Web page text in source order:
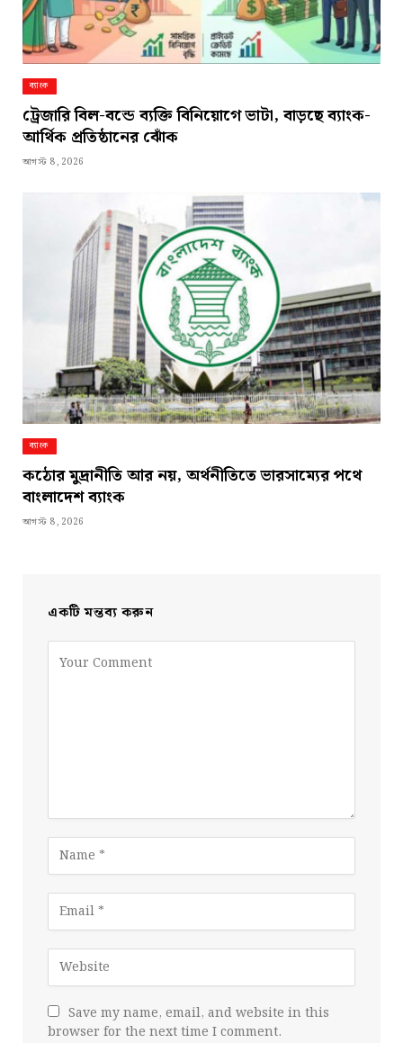
ব্যাংক
ট্রেজারি বিল-বন্ডে ব্যক্তি বিনিয়োগে ভাটা, বাড়ছে ব্যাংক-
আর্থিক প্রতিষ্ঠানের ঝোঁক
আগস্ট 8, 2026
ব্যাংক
কঠোর মুদ্রানীতি আর নয়, অর্থনীতিতে ভারসাম্যের পথে
বাংলাদেশ ব্যাংক
আগস্ট 8, 2026
একটি মন্তব্য করুন
Save my name, email, and website in this
browser for the next time I comment.